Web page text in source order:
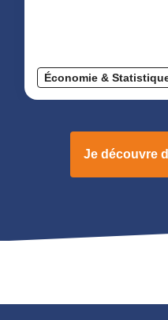
Économie &
Je découvre